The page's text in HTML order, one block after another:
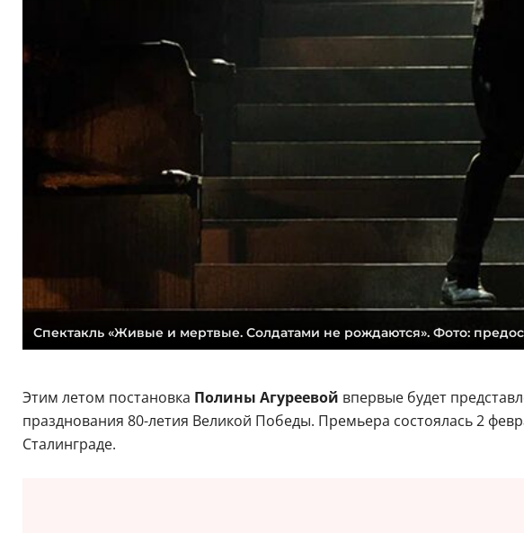
Спектакль «‎Живые и мертвые. Солдатами не рождаются». Фото:
Этим летом постановка Полины Агуреевой впервые будет
празднования 80-летия Великой Победы. Премьера состоялась 2
Сталинграде.